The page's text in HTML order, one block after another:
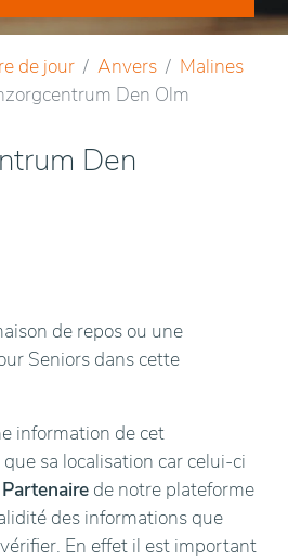
de jour Anvers
Malines
Den Olm
Den
de repos ou une
Seniors dans cette
information de cet
sa localisation car celui-ci
Partenaire de notre plateforme
des informations que
En effet il est important